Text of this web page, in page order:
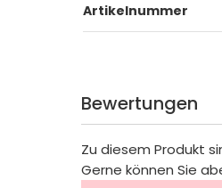
Artikelnummer
Bewertungen
Zu diesem Produkt
Gerne können Sie